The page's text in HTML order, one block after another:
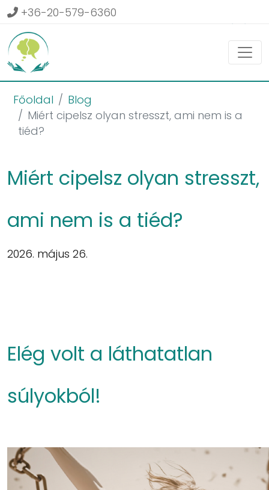
+36-20-579-6360
Belépés
Főoldal
Blog
Miért cipelsz olyan stresszt, ami nem is a
tiéd?
Miért cipelsz olyan stresszt,
ami nem is a tiéd?
2026. május 26.
Elég volt a láthatatlan
súlyokból!